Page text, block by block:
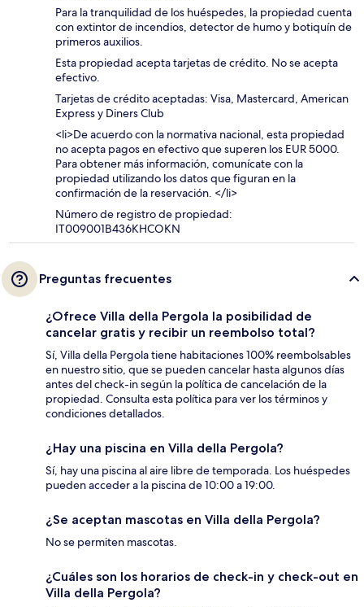
Para la tranquilidad de los huéspedes, la propiedad cuenta
con extintor de incendios, detector de humo y botiquín de
primeros auxilios.
Esta propiedad acepta tarjetas de crédito. No se acepta
efectivo.
Tarjetas de crédito aceptadas: Visa, Mastercard, American
Express y Diners Club
<li>De acuerdo con la normativa nacional, esta propiedad
no acepta pagos en efectivo que superen los EUR 5000.
Para obtener más información, comunícate con la
propiedad utilizando los datos que figuran en la
confirmación de la reservación. </li>
Número de registro de propiedad:
IT009001B436KHCOKN
Preguntas frecuentes
¿Ofrece Villa della Pergola la posibilidad de
cancelar gratis y recibir un reembolso total?
Sí, Villa della Pergola tiene habitaciones 100% reembolsables
en nuestro sitio, que se pueden cancelar hasta algunos días
antes del check-in según la política de cancelación de la
propiedad. Consulta esta política para ver los términos y
condiciones detallados.
¿Hay una piscina en Villa della Pergola?
Sí, hay una piscina al aire libre de temporada. Los huéspedes
pueden acceder a la piscina de 10:00 a 19:00.
¿Se aceptan mascotas en Villa della Pergola?
No se permiten mascotas.
¿Cuáles son los horarios de check-in y check-out en
Villa della Pergola?